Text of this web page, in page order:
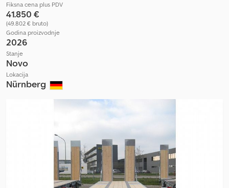
Fiksna cena plus PDV
41.850 €
(49.802 € bruto)
Godina proizvodnje
2026
Stanje
Novo
Lokacija
Nürnberg